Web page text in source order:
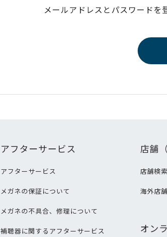
メールアドレスとパスワードを
アフターサービス
アフターサービス
メガネの保証について
メガネの不具合、修理について
補聴器に関するアフターサービス
店舗
店舗検索
海外店
オン